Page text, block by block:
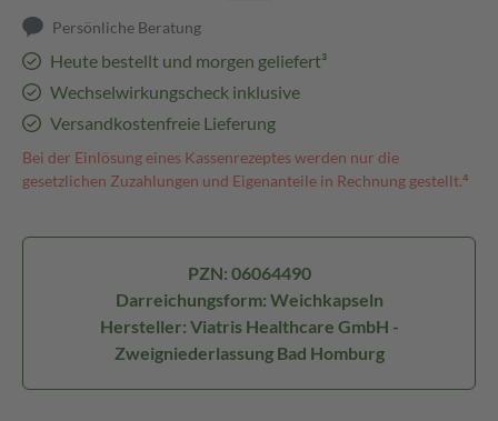
Persönliche Beratung
Heute bestellt und morgen geliefert³
Wechselwirkungscheck inklusive
Versandkostenfreie Lieferung
Bei der Einlösung eines Kassenrezeptes werden nur die
gesetzlichen Zuzahlungen und Eigenanteile in Rechnung gestellt.⁴
PZN: 06064490
Darreichungsform: Weichkapseln
Hersteller: Viatris Healthcare GmbH -
Zweigniederlassung Bad Homburg